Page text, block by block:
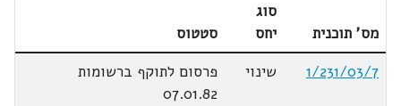
מס' תוכנית
סוג
יחס
סטטוס
1/231/03/7
שינוי
פרסום לתוקף ברשומות
07.01.82